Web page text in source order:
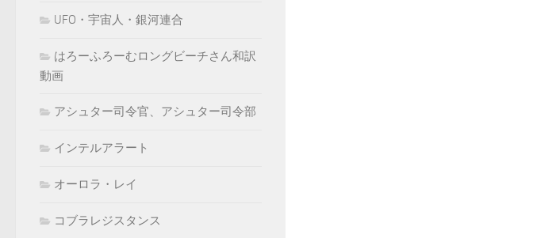
UFO・宇宙人・銀河連合
はろーふろーむロングビーチさん和訳
動画
アシュター司令官、アシュター司令部
インテルアラート
オーロラ・レイ
コブラレジスタンス